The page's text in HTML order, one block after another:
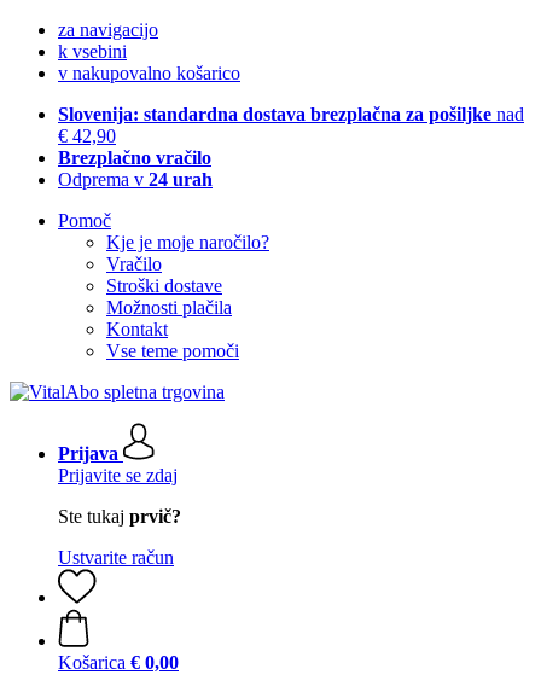
za navigacijo
k vsebini
v nakupovalno košarico
Slovenija: standardna dostava brezplačna za pošiljke nad
€ 42,90
Brezplačno vračilo
Odprema v 24 urah
Pomoč
Kje je moje naročilo?
Vračilo
Stroški dostave
Možnosti plačila
Kontakt
Vse teme pomoči
Prijava
Prijavite se zdaj
Ste tukaj prvič?
Ustvarite račun
Košarica € 0,00